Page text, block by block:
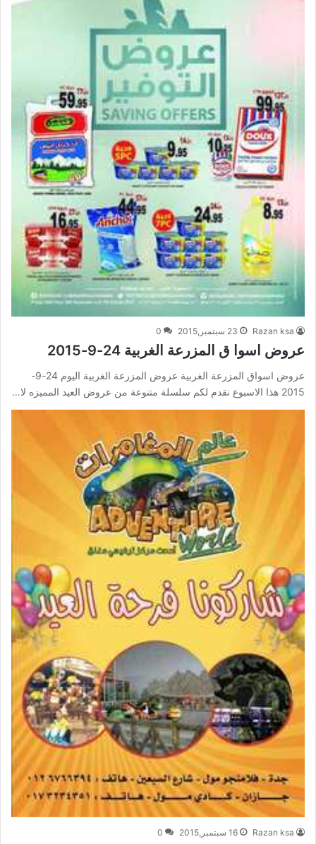
Razan ksa 23 سبتمبر,2015 0
عروض اسوا ق المزرعة الغربية 24-9-2015
عروض اسواق المزرعة الغربية عروض المزرعة الغربية اليوم 24-9-
2015 هذا الاسبوع نقدم لكم سلسلة متنوعة من عروض العيد المميزه لا…
Razan ksa 16 سبتمبر,2015 0